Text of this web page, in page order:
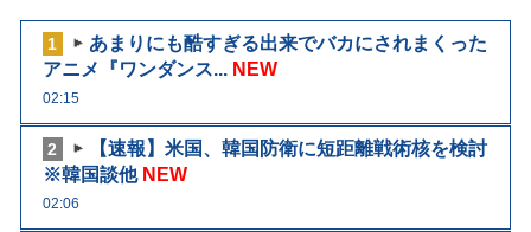
1
あまりにも酷すぎる出来でバカにされまくった
アニメ『ワンダンス... NEW
02:15
2
【速報】米国、韓国防衛に短距離戦術核を検討
※韓国談他 NEW
02:06